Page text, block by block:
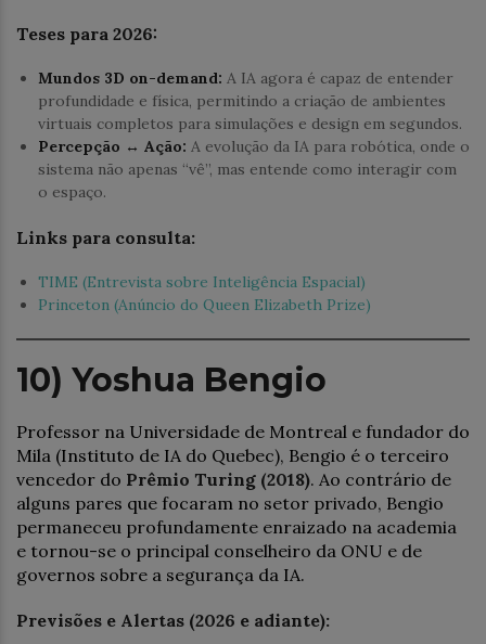
Teses para 2026:
Mundos 3D on-demand: A IA agora é capaz de entender
profundidade e física, permitindo a criação de ambientes
virtuais completos para simulações e design em segundos.
Percepção ↔ Ação: A evolução da IA para robótica, onde o
sistema não apenas “vê”, mas entende como interagir com
o espaço.
Links para consulta:
TIME (Entrevista sobre Inteligência Espacial)
Princeton (Anúncio do Queen Elizabeth Prize)
10) Yoshua Bengio
Professor na Universidade de Montreal e fundador do
Mila (Instituto de IA do Quebec), Bengio é o terceiro
vencedor do Prêmio Turing (2018). Ao contrário de
alguns pares que focaram no setor privado, Bengio
permaneceu profundamente enraizado na academia
e tornou-se o principal conselheiro da ONU e de
governos sobre a segurança da IA.
Previsões e Alertas (2026 e adiante):